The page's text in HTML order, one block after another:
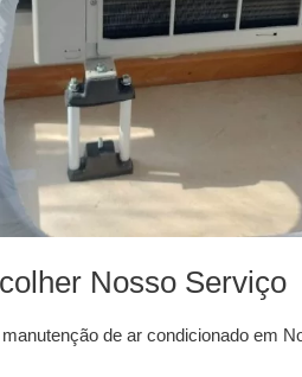
Nosso Serviço
manutenção de ar condicionado em